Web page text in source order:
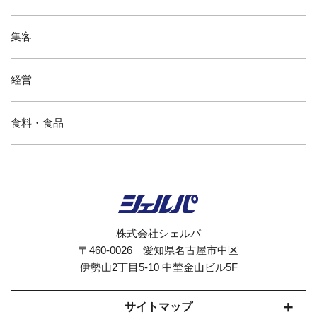
集客
経営
食料・食品
株式会社シェルパ
〒460-0026 愛知県名古屋市中区
伊勢山2丁目5-10 中埜金山ビル5F
サイトマップ